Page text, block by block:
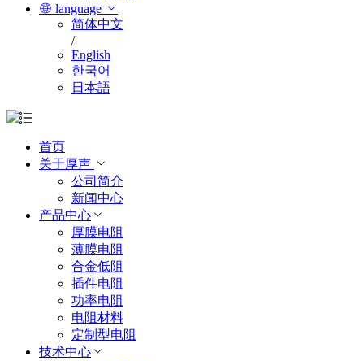
language
简体中文
/
English
한국어
日本語
首页
关于厚声
公司简介
新闻中心
产品中心
厚膜电阻
薄膜电阻
合金低阻
插件电阻
功率电阻
电阻材料
定制型电阻
技术中心